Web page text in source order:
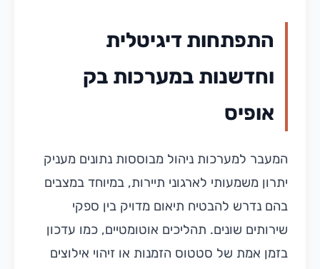
התפתחות דיגיטלית
וחדשנות במערכות בק
אופיס
המעבר למערכות ניהול מבוססות נתונים מעניק
יתרון משמעותי לארגוני תיירות, במיוחד במצבים
בהם נדרש להבטיח תיאום מדויק בין ספקי
שירותים שונים. תהליכים אוטומטיים, כמו עדכון
בזמן אמת של סטטוס הזמנות או זיהוי אילוצים